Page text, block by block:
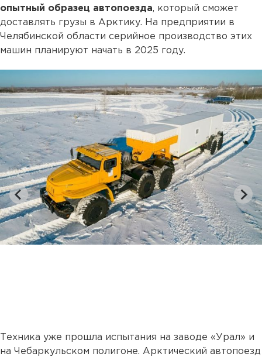
опытный образец автопоезда, который сможет
доставлять грузы в Арктику. На предприятии в
Челябинской области серийное производство этих
машин планируют начать в 2025 году.
Техника уже прошла испытания на заводе «Урал» и
на Чебаркульском полигоне. Арктический автопоезд